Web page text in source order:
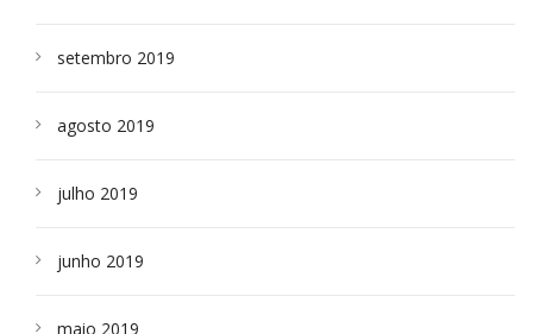
setembro 2019
agosto 2019
julho 2019
junho 2019
maio 2019